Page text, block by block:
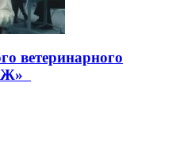
ветеринарного